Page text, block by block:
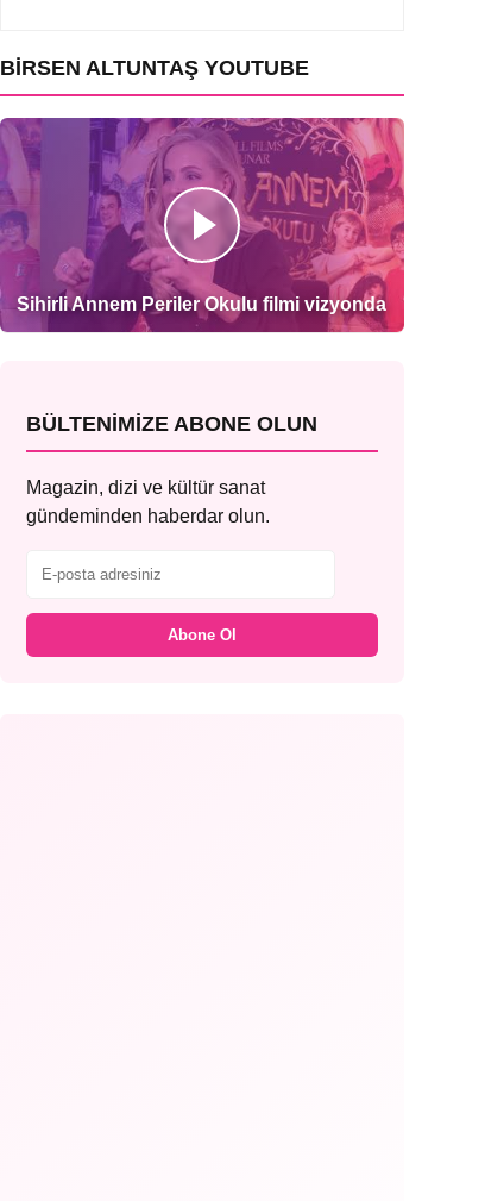
BIRSEN ALTUNTAŞ YOUTUBE
Sihirli Annem Periler Okulu filmi vizyonda
BÜLTENIMIZE ABONE OLUN
Magazin, dizi ve kültür sanat
gündeminden haberdar olun.
Abone Ol